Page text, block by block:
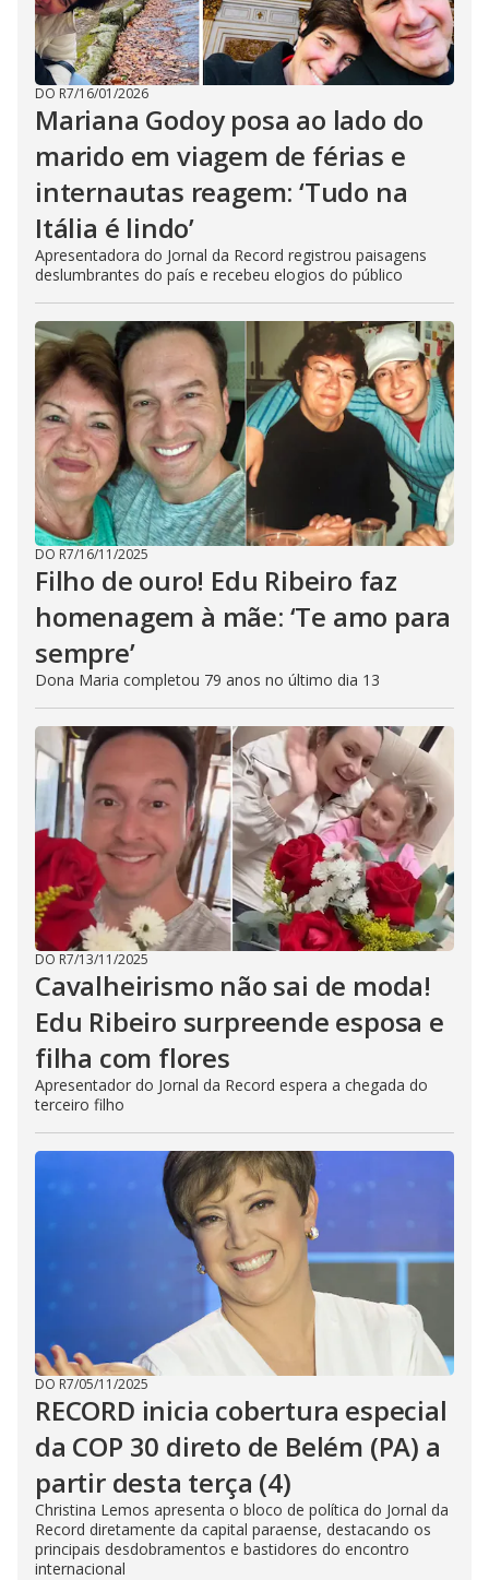
DO R7/16/01/2026
Mariana Godoy posa ao lado do
marido em viagem de férias e
internautas reagem: ‘Tudo na
Itália é lindo’
Apresentadora do Jornal da Record registrou paisagens
deslumbrantes do país e recebeu elogios do público
DO R7/16/11/2025
Filho de ouro! Edu Ribeiro faz
homenagem à mãe: ‘Te amo para
sempre’
Dona Maria completou 79 anos no último dia 13
DO R7/13/11/2025
Cavalheirismo não sai de moda!
Edu Ribeiro surpreende esposa e
filha com flores
Apresentador do Jornal da Record espera a chegada do
terceiro filho
DO R7/05/11/2025
RECORD inicia cobertura especial
da COP 30 direto de Belém (PA) a
partir desta terça (4)
Christina Lemos apresenta o bloco de política do Jornal da
Record diretamente da capital paraense, destacando os
principais desdobramentos e bastidores do encontro
internacional